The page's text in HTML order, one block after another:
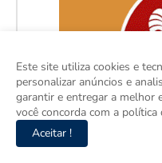
Este site utiliza cookies e
personalizar anúncios e
garantir e entregar a melhor
você concorda com a
Aceitar !